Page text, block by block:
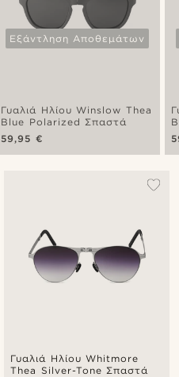
Εξάντληση Αποθεμάτων
Γυαλιά Ηλίου Winslow Thea
Blue Polarized Σπαστά
59,95 €
Γυαλιά Ηλίου Whitmore
Thea Silver-Tone Σπαστά